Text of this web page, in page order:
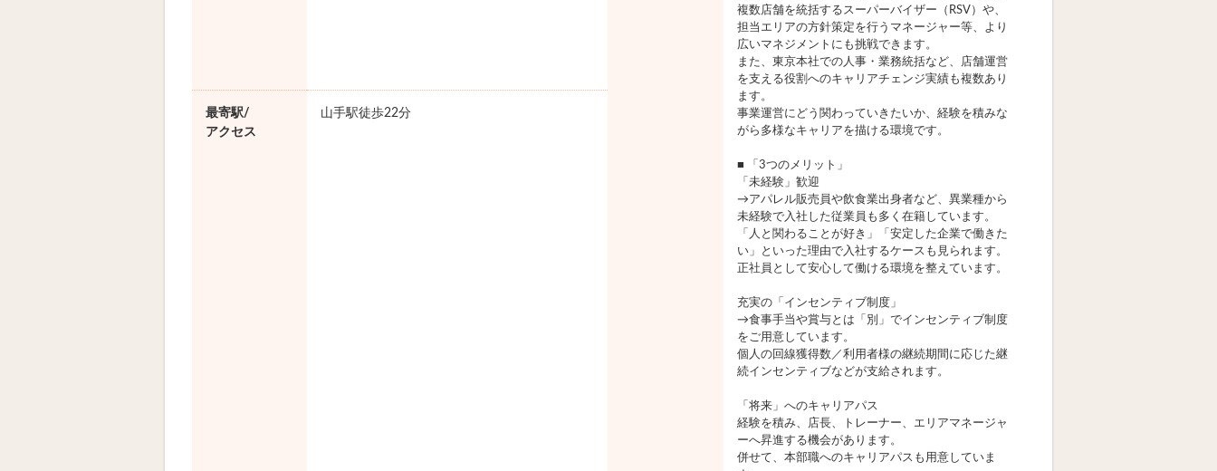
複数店舗を統括するスーパーバイザー（RSV）や、
担当エリアの方針策定を行うマネージャー等、より
広いマネジメントにも挑戦できます。
また、東京本社での人事・業務統括など、店舗運営
を支える役割へのキャリアチェンジ実績も複数あり
ます。
事業運営にどう関わっていきたいか、経験を積みな
がら多様なキャリアを描ける環境です。
■ 「3つのメリット」
「未経験」歓迎
→アパレル販売員や飲食業出身者など、異業種から
未経験で入社した従業員も多く在籍しています。
「人と関わることが好き」「安定した企業で働きた
い」といった理由で入社するケースも見られます。
正社員として安心して働ける環境を整えています。
充実の「インセンティブ制度」
→食事手当や賞与とは「別」でインセンティブ制度
をご用意しています。
個人の回線獲得数／利用者様の継続期間に応じた継
続インセンティブなどが支給されます。
「将来」へのキャリアパス
経験を積み、店長、トレーナー、エリアマネージャ
ーへ昇進する機会があります。
併せて、本部職へのキャリアパスも用意していま
最寄駅/
アクセス
山手駅徒歩22分